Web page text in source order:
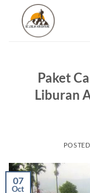
content
Paket
Liburan
07
Oct